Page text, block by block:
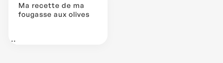
Ma recette de ma
fougasse aux olives
...